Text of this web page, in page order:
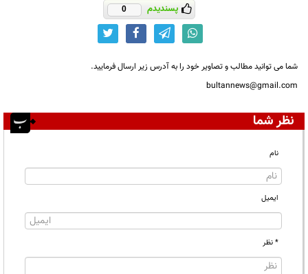
پسندیدم 0
شما می توانید مطالب و تصاویر خود را به آدرس زیر ارسال فرمایید.
bultannews@gmail.com
نظر شما
نام
ایمیل
* نظر